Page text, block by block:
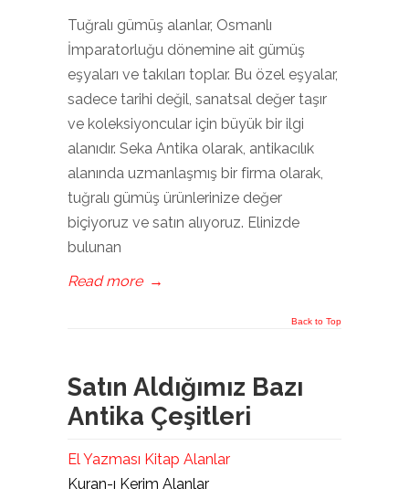
Tuğralı gümüş alanlar, Osmanlı
İmparatorluğu dönemine ait gümüş
eşyaları ve takıları toplar. Bu özel eşyalar,
sadece tarihi değil, sanatsal değer taşır
ve koleksiyoncular için büyük bir ilgi
alanıdır. Seka Antika olarak, antikacılık
alanında uzmanlaşmış bir firma olarak,
tuğralı gümüş ürünlerinize değer
biçiyoruz ve satın alıyoruz. Elinizde
bulunan
Read more →
Back to Top
Satın Aldığımız Bazı
Antika Çeşitleri
El Yazması Kitap Alanlar
Kuran-ı Kerim Alanlar